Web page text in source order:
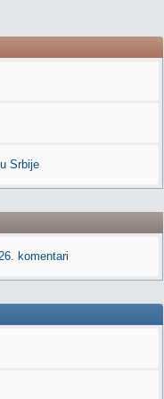
Srbije
komentari